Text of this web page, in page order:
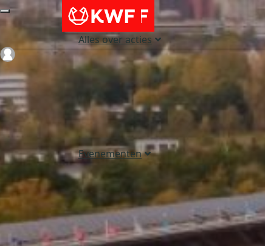
Alles over acties
Evenementen
Login